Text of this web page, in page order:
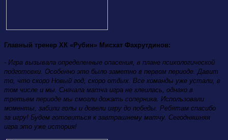
Главный тренер ХК «Рубин» Мисхат Фахрутдинов:
- Игра вызывала определенные опасения, в плане психологической
подготовки. Особенно это было заметно в первом периоде. Давит
то, что скоро Новый год, скоро отдых. Все команды уже устали, в
том числе и мы. Сначала матча игра не клеилась, однако в
третьем периоде мы смогли дожать соперника. Использовали
моменты, забили голы и довели игру до победы. Ребятам спасибо
за игру! Будем готовиться к завтрашнему матчу. Сегодняшняя
игра это уже история!